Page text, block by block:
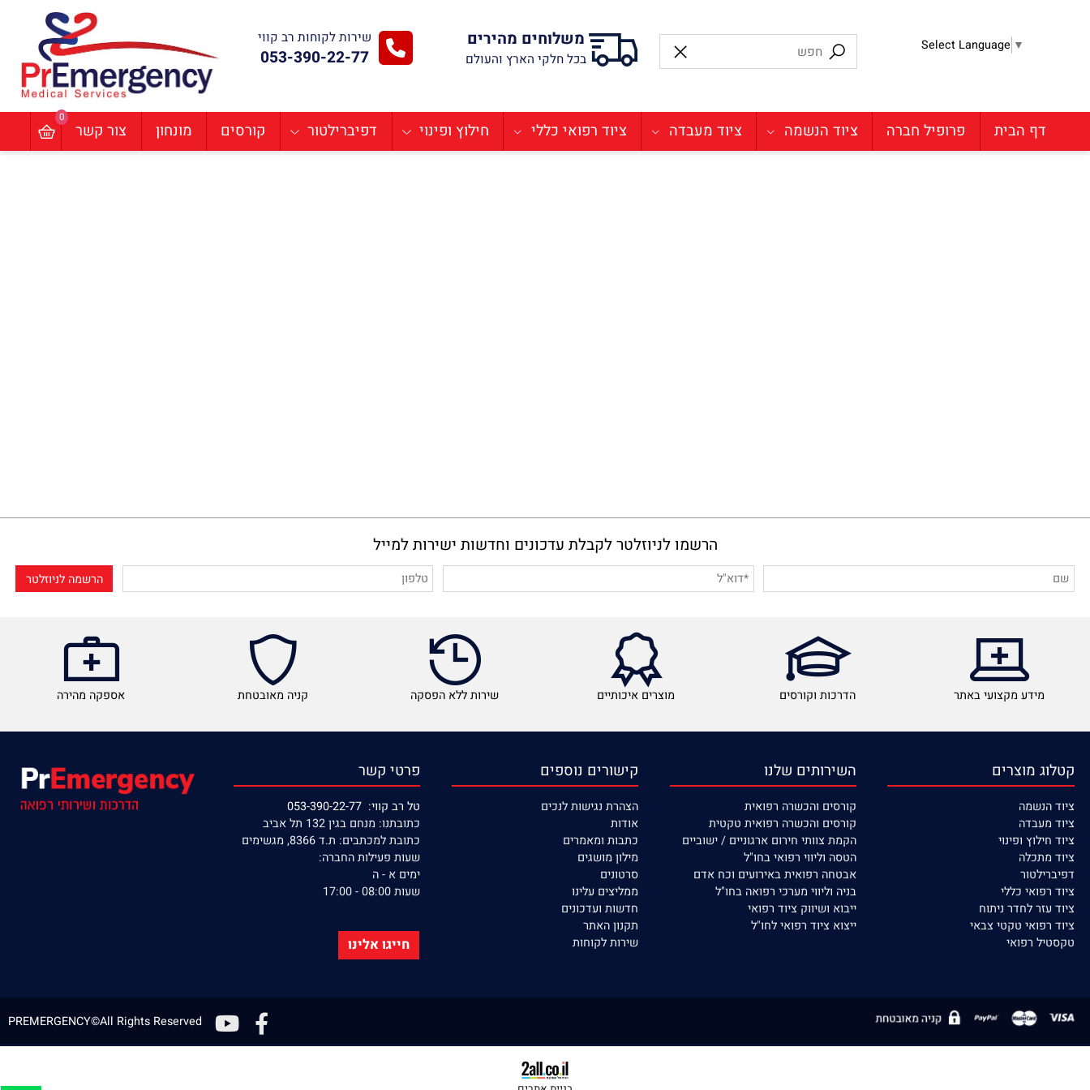
Select Language משלוחים מהירים
בכל חלקי הארץ והעולם
שירות לקוחות רב קווי
053-390-22-77
0
דף הבית פרופיל חברה ציוד הנשמה ציוד מעבדה ציוד רפואי כללי חילוץ ופינוי דפיברילטור קורסים מונחון צור קשר
הרשמו לניוזלטר לקבלת עדכונים וחדשות ישירות למייל
מוצרים
ופינוי
כללי
לחדר ניתוח
השירותים שלנו
והכשרה רפואית
קורסים והכשרה רפואית טקטית
הקמת צוותי חירום ארגוניים / ישוביים
הטסה וליווי רפואי בחו"ל
אבטחה רפואית באירועים וכח אדם
בניה וליווי מערכי רפואה בחו"ל
קישורים נוספים
הצהרת נגישות לנכים
אודות
כתבות ומאמרים
מילון מושגים
סרטונים
ממליצים עלינו
חדשות ועדכונים
פרטי קשר
טל רב קווי: 053-390-22-77
כתובתנו: מנחם בגין 132 תל אביב
כתובת למכתבים: ת.ד 8366, מגשימים
שעות פעילות החברה:
שעות 08:00 - 17:00